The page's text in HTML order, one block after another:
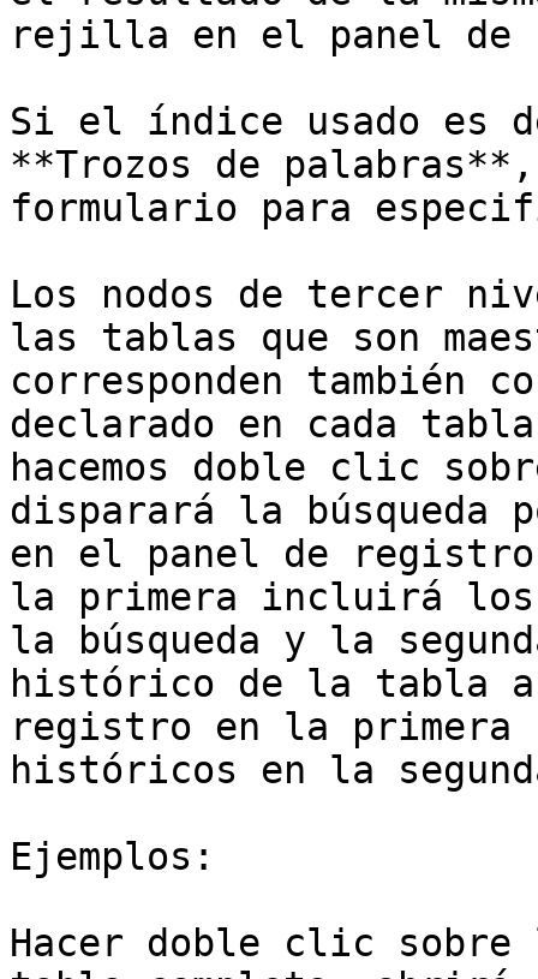
rejilla en el panel de
Si el índice usado es
**Trozos de
formulario para
Los nodos de tercer
las tablas que son
corresponden también
declarado en cada
hacemos doble clic
disparará la búsqueda
en el panel de
la primera incluirá
la búsqueda y la
histórico de la tabla
registro en la
históricos en la
Ejemplos:
Hacer doble clic